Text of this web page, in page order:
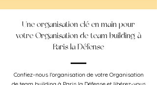
Une organisation clé en main pour
votre Organisation de team building à
Paris la Défense
Confiez-nous l'organisation de votre Organisation